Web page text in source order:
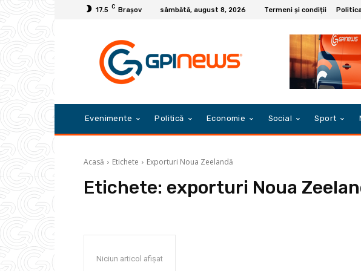
17.5 C Braşov sâmbătă, august 8, 2026 Termeni și condiții
Evenimente Politică Economie Social Sport
Acasă Etichete Exporturi Noua Zeelandă
Etichete: exporturi Noua
Niciun articol afișat